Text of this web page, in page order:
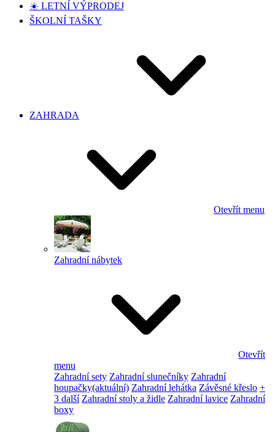
☀️ LETNÍ VÝPRODEJ
ŠKOLNÍ TAŠKY
ZAHRADA
Otevřít menu
Zahradní nábytek
Otevřít
menu
Zahradní sety Zahradní slunečníky Zahradní
houpačky(aktuální) Zahradní lehátka Závěsné křeslo +
3 další Zahradní stoly a židle Zahradní lavice Zahradní
boxy